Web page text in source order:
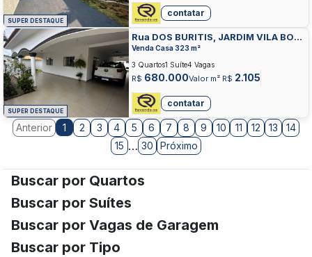
SUPER DESTAQUE
contatar
SUPER DESTAQUE
Rua DOS BURITIS, JARDIM VILA BOA,
GOIANIA
Venda Casa 323 m²
R$ 680.000Valor m² R$ 2.105
3 Quartos1 Suíte4 Vagas
contatar
Anterior 1 2 3 4 5 6 7 8 9 10 11 12 13
14
15 … 30 Próximo
Buscar por Quartos
Buscar por Suítes
Buscar por Vagas de Garagem
Buscar por Tipo